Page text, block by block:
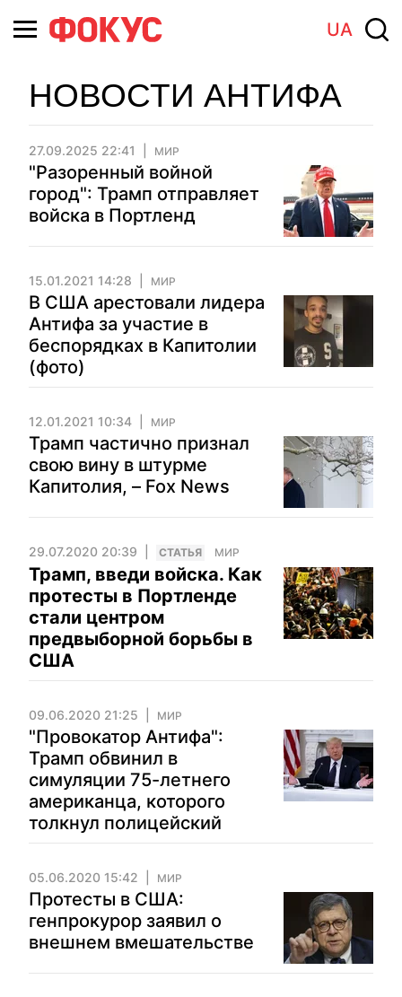
UA
НОВОСТИ АНТИФА
27.09.2025 22:41 МИР
"Разоренный войной
город": Трамп отправляет
войска в Портленд
15.01.2021 14:28 МИР
В США арестовали лидера
Антифа за участие в
беспорядках в Капитолии
(фото)
12.01.2021 10:34 МИР
Трамп частично признал
свою вину в штурме
Капитолия, – Fox News
29.07.2020 20:39 CТАТЬЯ МИР
Трамп, введи войска. Как
протесты в Портленде
стали центром
предвыборной борьбы в
США
09.06.2020 21:25 МИР
"Провокатор Антифа":
Трамп обвинил в
симуляции 75-летнего
американца, которого
толкнул полицейский
05.06.2020 15:42 МИР
Протесты в США:
генпрокурор заявил о
внешнем вмешательстве